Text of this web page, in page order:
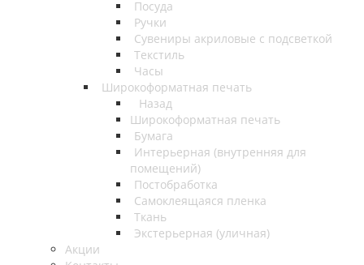
Посуда
Ручки
Сувениры акриловые с подсветкой
Текстиль
Часы
Широкоформатная печать
Назад
Широкоформатная печать
Бумага
Интерьерная (внутренняя для
помещений)
Постобработка
Самоклеящаяся пленка
Ткань
Экстерьерная (уличная)
Акции